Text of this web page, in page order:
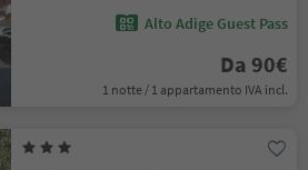
Alto Adige Guest Pass
Da 90€
1 notte / 1 appartamento IVA incl.